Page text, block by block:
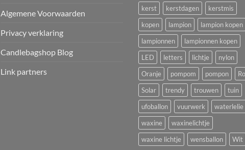
Algemene Voorwaarden
Privacy verklaring
Candlebagshop Blog
Link partners
kerst
kerstdagen
kerstmis
kopen
lampion
lampion kopen
lampionnen
lampionnen kopen
LED
letters lichtje
nylon
Oranje
pompom pompon
Solar
trendy trouwen
tuin
ufoballon
vuurwerk
waterlelie
waxine
waxinelichtje
waxine lichtje
wensballon Wit